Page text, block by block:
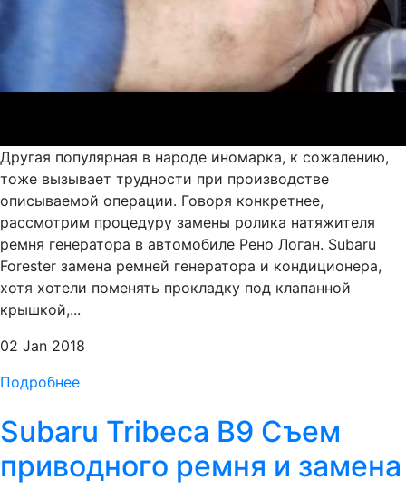
Другая популярная в народе иномарка, к сожалению,
тоже вызывает трудности при производстве
описываемой операции. Говоря конкретнее,
рассмотрим процедуру замены ролика натяжителя
ремня генератора в автомобиле Рено Логан. Subaru
Forester замена ремней генератора и кондиционера,
хотя хотели поменять прокладку под клапанной
крышкой,...
02 Jan 2018
Подробнее
Subaru Tribeca B9 Съем
приводного ремня и замена